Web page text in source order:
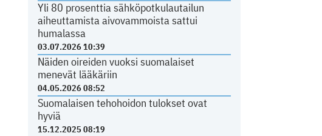
Yli 80 prosenttia sähköpotkulautailun
aiheuttamista aivovammoista sattui
humalassa
03.07.2026 10:39
Näiden oireiden vuoksi suomalaiset
menevät lääkäriin
04.05.2026 08:52
Suomalaisen tehohoidon tulokset ovat
hyviä
15.12.2025 08:19